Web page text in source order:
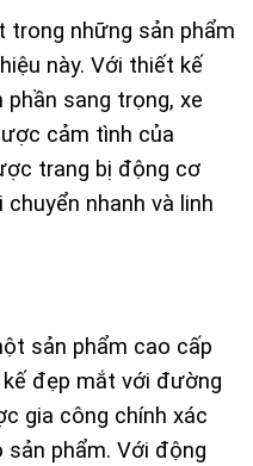
trong những sản phẩm
này. Với thiết kế
sang trọng, xe
cảm tình của
trang bị động cơ
chuyển nhanh và linh
sản phẩm cao cấp
đẹp mắt với đường
gia công chính xác
phẩm. Với động